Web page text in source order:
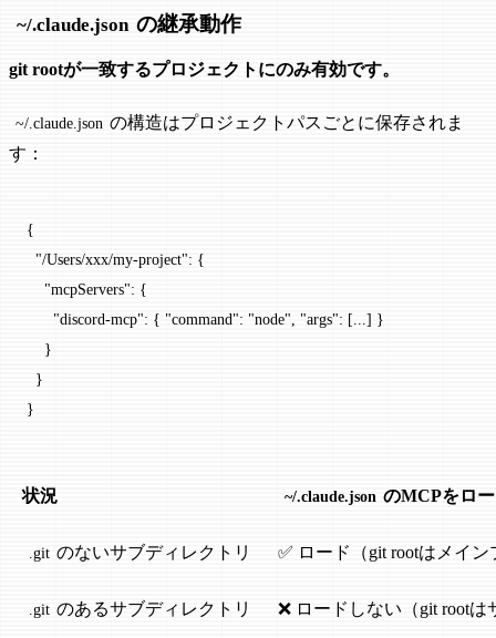
~/.claude.json の継承動作
git rootが一致するプロジェクトにのみ有効です。
~/.claude.json の構造はプロジェクトパスごとに保存されま
す：
{
  "/Users/xxx/my-project"
: {
    "mcpServers"
: {
      "discord-mcp"
: { "command": "node", "args": [...] }
    }
  }
}
状況 ~/.claude.json のMCPをロ
.git のないサブディレクトリ ✅ ロード（git rootはメイ
.git のあるサブディレクトリ ❌ ロードしない（git root